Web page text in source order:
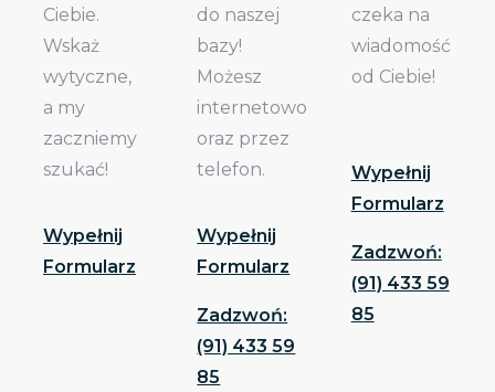
Ciebie.
Wskaż
wytyczne,
a my
zaczniemy
szukać!
Wypełnij
Formularz
do naszej
bazy!
Możesz
internetowo
oraz przez
telefon.
Wypełnij
Formularz
Zadzwoń:
(91) 433 59
85
czeka na
wiadomość
od Ciebie!
Wypełnij
Formularz
Zadzwoń:
(91) 433 59
85